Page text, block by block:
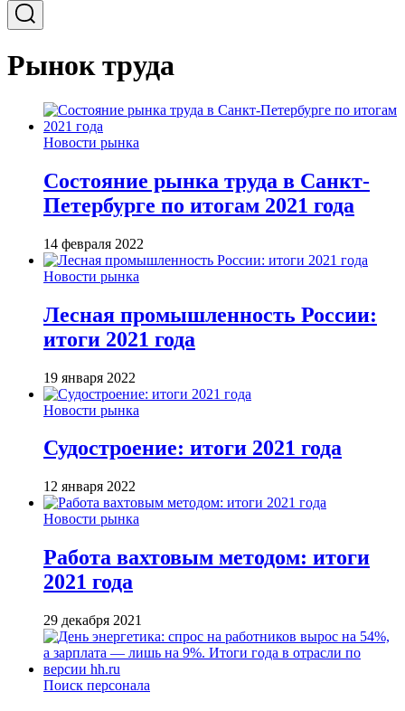
Рынок труда
Новости рынка
Состояние рынка труда в Санкт-
Петербурге по итогам 2021 года
14 февраля 2022
Новости рынка
Лесная промышленность России:
итоги 2021 года
19 января 2022
Новости рынка
Судостроение: итоги 2021 года
12 января 2022
Новости рынка
Работа вахтовым методом: итоги
2021 года
29 декабря 2021
Поиск персонала